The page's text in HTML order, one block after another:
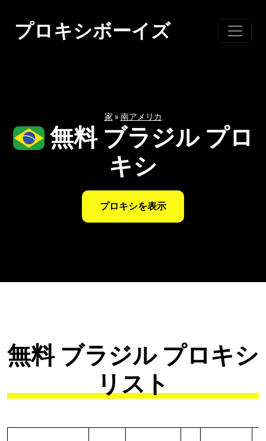
プロキシボーイズ
家 » 南アメリカ
無料 ブラジル プロ
キシ
プロキシを表示
無料 ブラジル プロキシ
リスト